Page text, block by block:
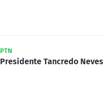
PTN
Presidente Tancredo Neves